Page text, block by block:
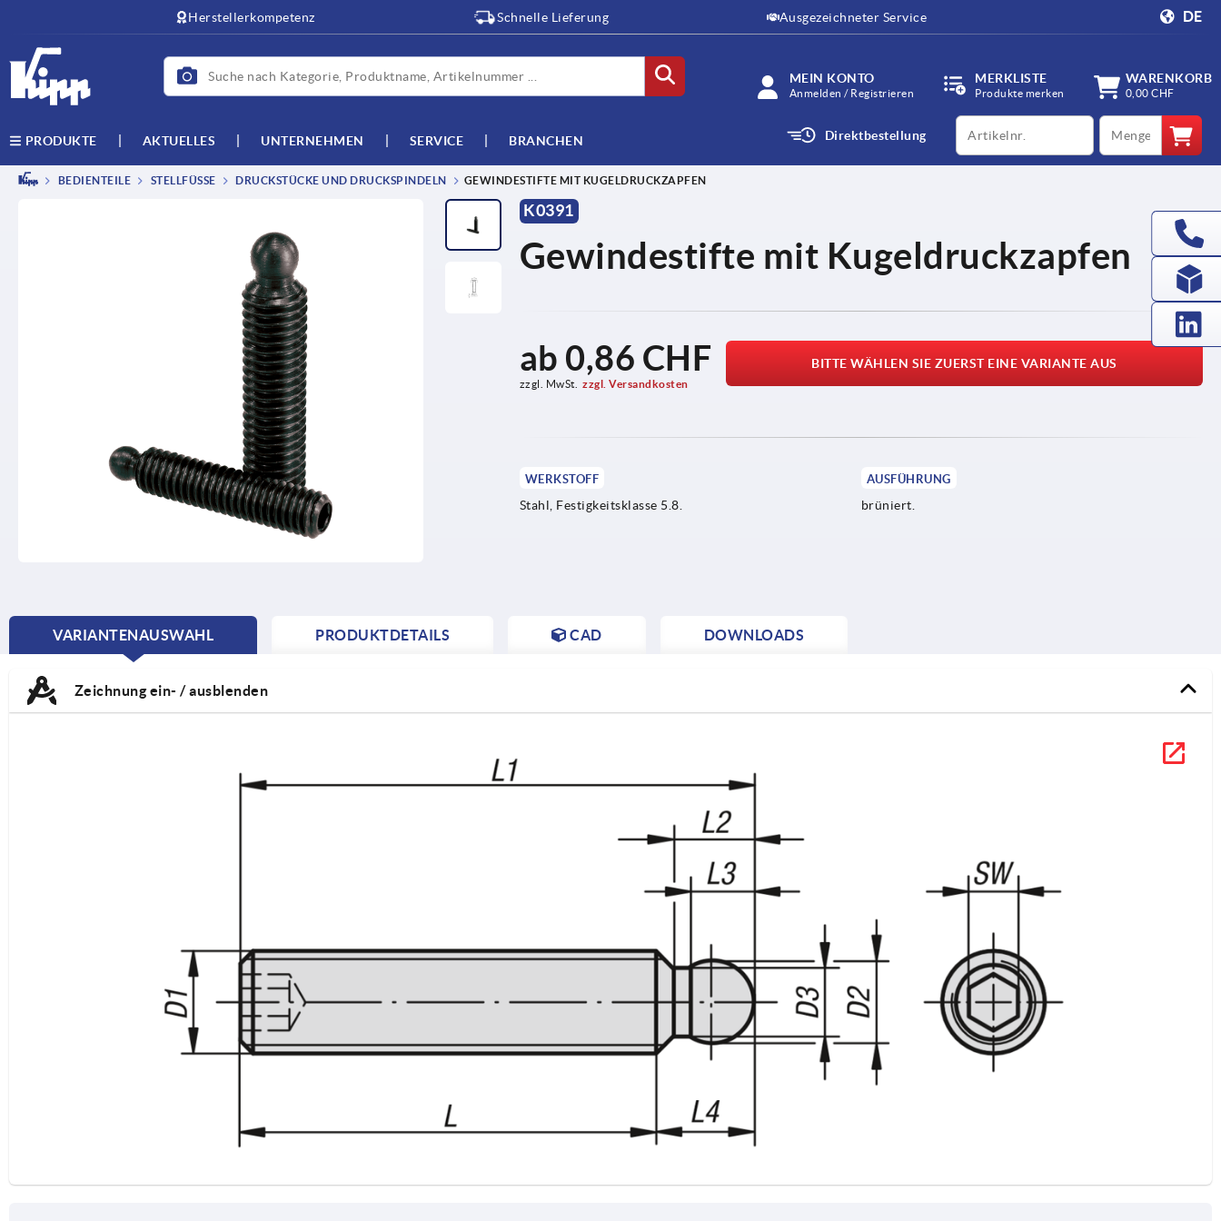
Herstellerkompetenz Schnelle Lieferung Ausgezeichneter Service DE
MEIN KONTO
Anmelden / Registrieren
MERKLISTE
Produkte merken
WARENKORB
0,00 CHF
PRODUKTE AKTUELLES UNTERNEHMEN SERVICE BRANCHEN Direktbestellung
productCode qty
BEDIENTEILE STELLFÜSSE DRUCKSTÜCKE UND DRUCKSPINDELN GEWINDESTIFTE MIT KUGELDRUCKZAPFEN
K0391
Gewindestifte mit Kugeldruckzapfen
ab 0,86 CHF
zzgl. MwSt. zzgl. Versandkosten
BITTE WÄHLEN SIE ZUERST EINE VARIANTE AUS
WERKSTOFF
Stahl, Festigkeitsklasse 5.8.
AUSFÜHRUNG
brüniert.
VARIANTENAUSWAHL
CURRENT
PRODUKTDETAILS CAD DOWNLOADS
Zeichnung ein- / ausblenden